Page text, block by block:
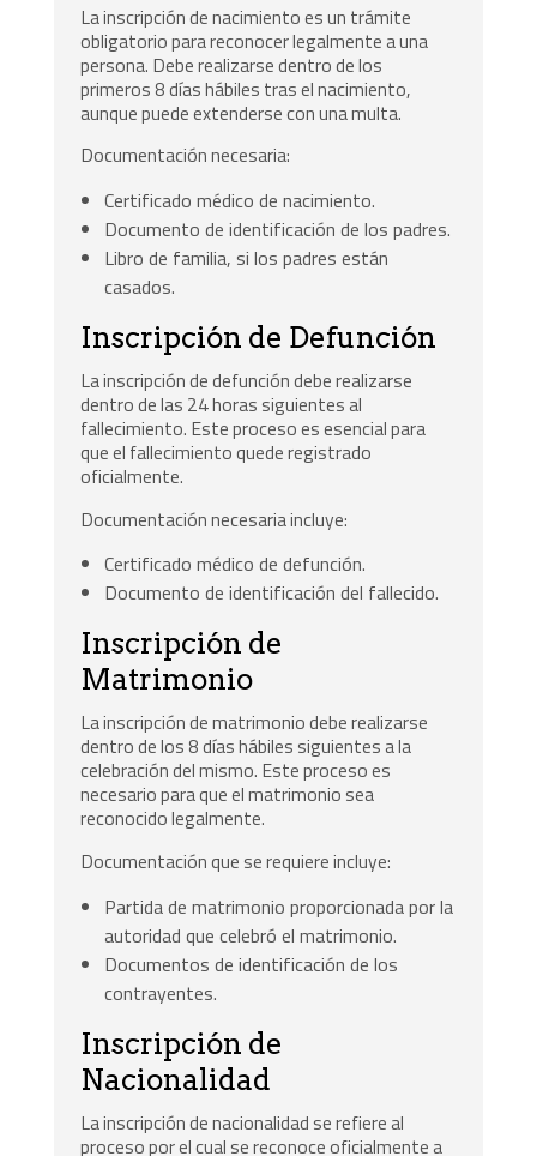
La inscripción de nacimiento es un trámite
obligatorio para reconocer legalmente a una
persona. Debe realizarse dentro de los
primeros 8 días hábiles tras el nacimiento,
aunque puede extenderse con una multa.
Documentación necesaria:
Certificado médico de nacimiento.
Documento de identificación de los padres.
Libro de familia, si los padres están
casados.
Inscripción de Defunción
La inscripción de defunción debe realizarse
dentro de las 24 horas siguientes al
fallecimiento. Este proceso es esencial para
que el fallecimiento quede registrado
oficialmente.
Documentación necesaria incluye:
Certificado médico de defunción.
Documento de identificación del fallecido.
Inscripción de
Matrimonio
La inscripción de matrimonio debe realizarse
dentro de los 8 días hábiles siguientes a la
celebración del mismo. Este proceso es
necesario para que el matrimonio sea
reconocido legalmente.
Documentación que se requiere incluye:
Partida de matrimonio proporcionada por la
autoridad que celebró el matrimonio.
Documentos de identificación de los
contrayentes.
Inscripción de
Nacionalidad
La inscripción de nacionalidad se refiere al
proceso por el cual se reconoce oficialmente a